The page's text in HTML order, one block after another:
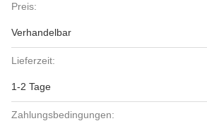
Preis:
Verhandelbar
Lieferzeit:
1-2 Tage
Zahlungsbedingungen: